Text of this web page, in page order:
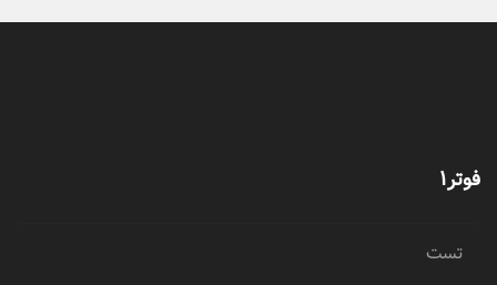
فوتر1
تست